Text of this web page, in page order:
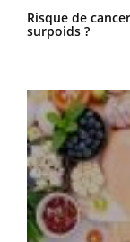
Risque de
surpoids ?